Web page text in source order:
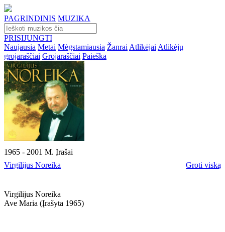
PAGRINDINIS MUZIKA
PRISIJUNGTI
Naujausia Metai Mėgstamiausia Žanrai Atlikėjai Atlikėjų
grojaraščiai Grojaraščiai Paieška
1965 - 2001 M. Įrašai
Virgilijus Noreika
Groti viską
Virgilijus Noreika
Ave Maria (įrašyta 1965)